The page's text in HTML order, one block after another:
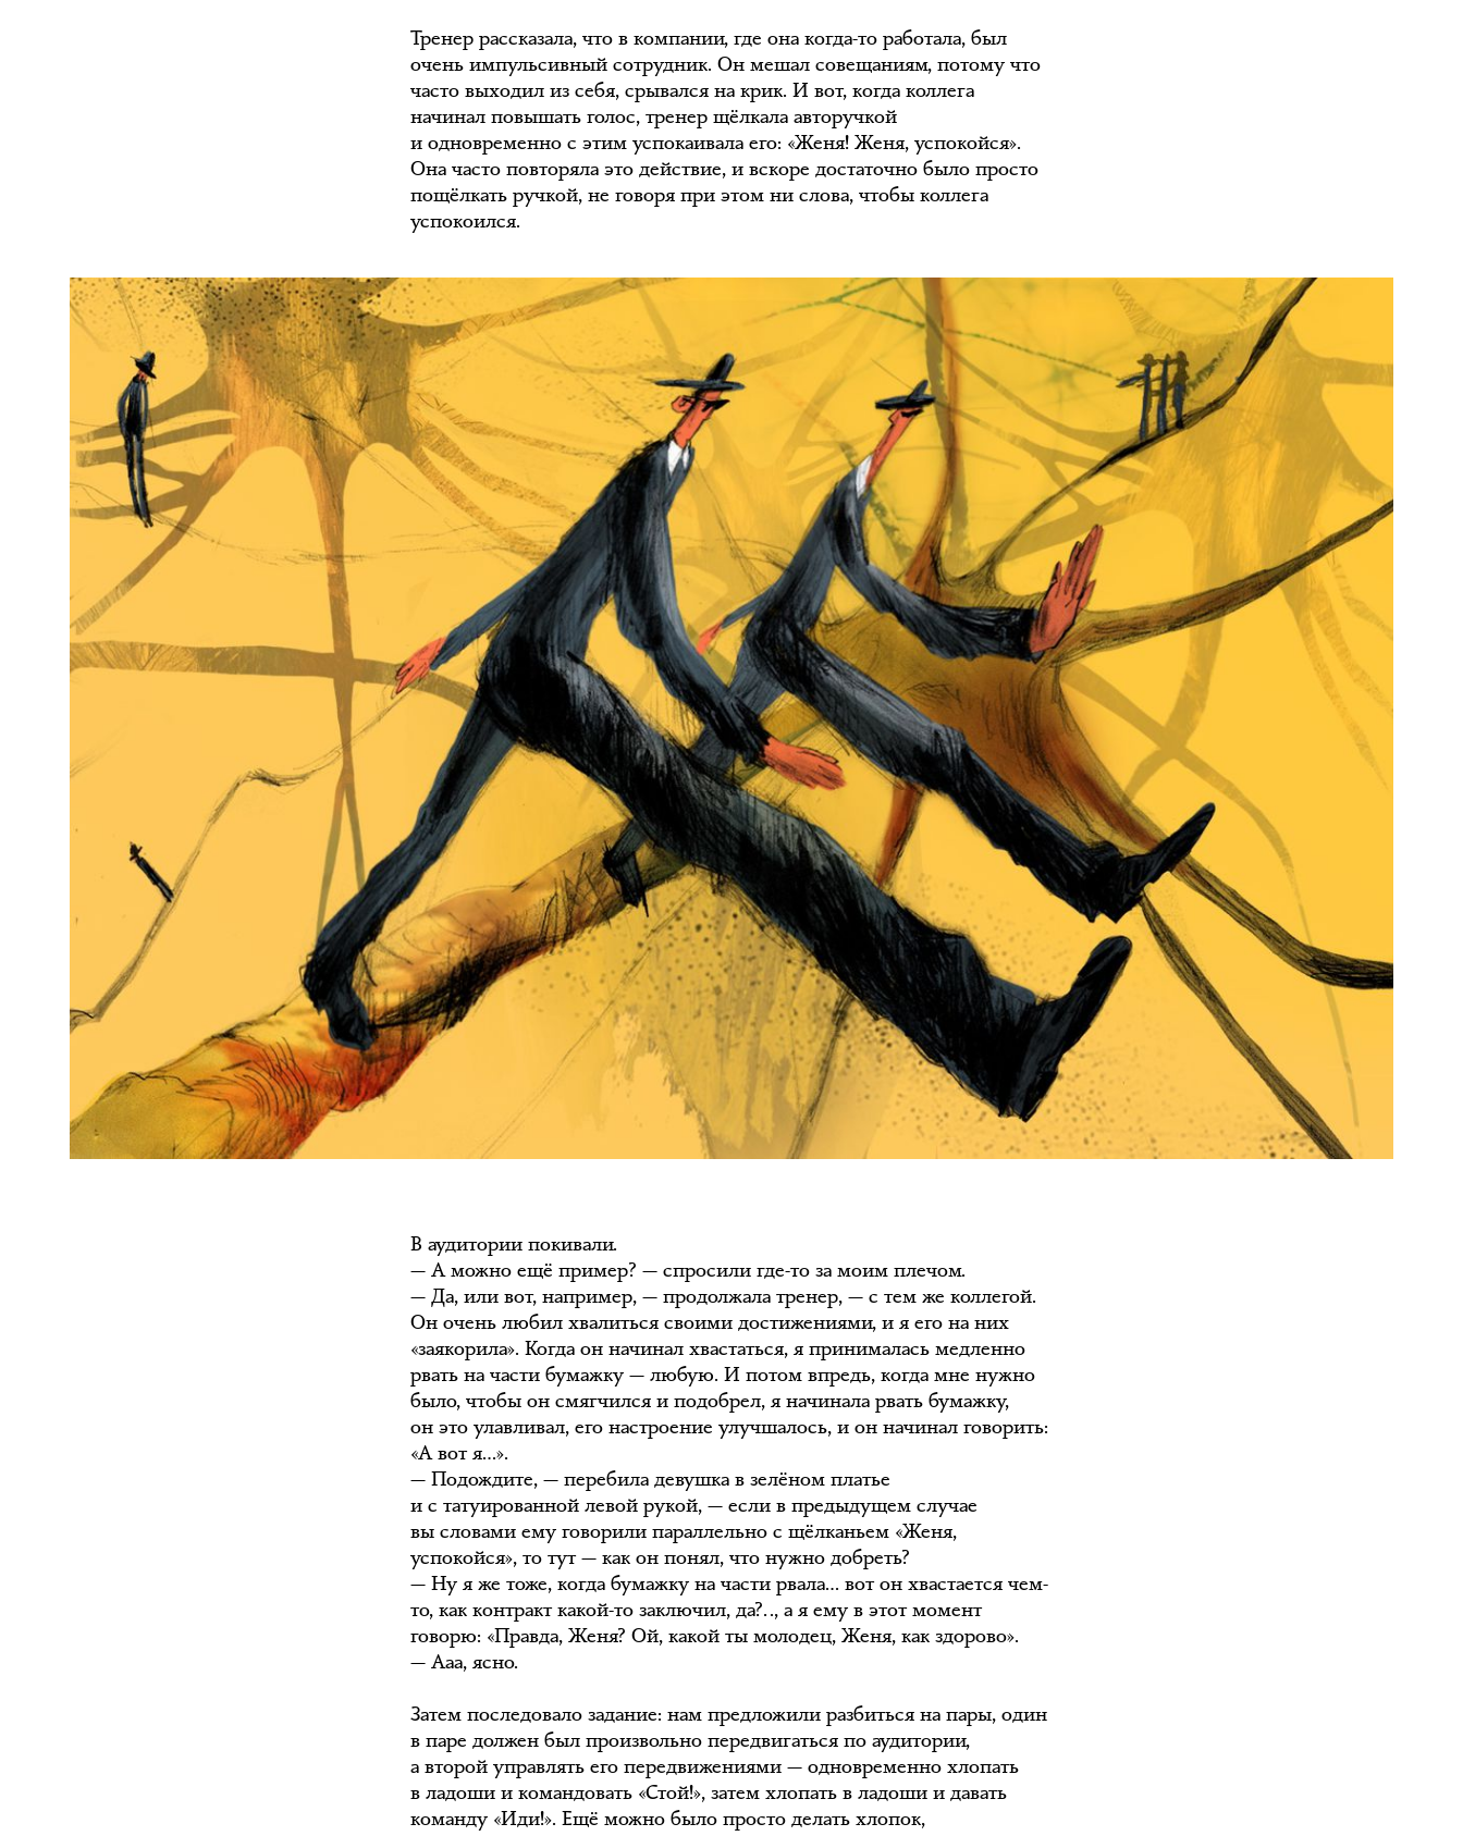
Тренер рассказала, что в компании, где она когда-то работала, был
очень импульсивный сотрудник. Он мешал совещаниям, потому что
часто выходил из себя, срывался на крик. И вот, когда коллега
начинал повышать голос, тренер щёлкала авторучкой
и одновременно с этим успокаивала его: «Женя! Женя, успокойся».
Она часто повторяла это действие, и вскоре достаточно было просто
пощёлкать ручкой, не говоря при этом ни слова, чтобы коллега
успокоился.
В аудитории покивали.
— А можно ещё пример? — спросили где-то за моим плечом.
— Да, или вот, например, — продолжала тренер, — с тем же коллегой.
Он очень любил хвалиться своими достижениями, и я его на них
«заякорила». Когда он начинал хвастаться, я принималась медленно
рвать на части бумажку — любую. И потом впредь, когда мне нужно
было, чтобы он смягчился и подобрел, я начинала рвать бумажку,
он это улавливал, его настроение улучшалось, и он начинал говорить:
«А вот я…».
— Подождите, — перебила девушка в зелёном платье
и с татуированной левой рукой, — если в предыдущем случае
вы словами ему говорили параллельно с щёлканьем «Женя,
успокойся», то тут — как он понял, что нужно добреть?
— Ну я же тоже, когда бумажку на части рвала… вот он хвастается чем-
то, как контракт какой-то заключил, да?.., а я ему в этот момент
говорю: «Правда, Женя? Ой, какой ты молодец, Женя, как здорово».
— Ааа, ясно.
Затем последовало задание: нам предложили разбиться на пары, один
в паре должен был произвольно передвигаться по аудитории,
а второй управлять его передвижениями — одновременно хлопать
в ладоши и командовать «Стой!», затем хлопать в ладоши и давать
команду «Иди!». Ещё можно было просто делать хлопок,